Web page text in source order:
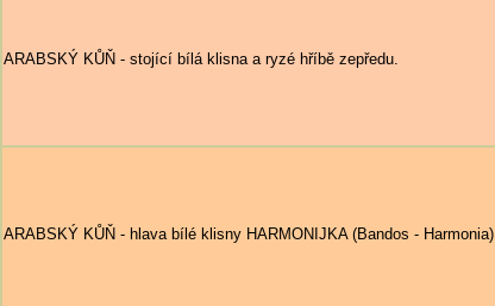
ARABSKÝ KŮŇ - stojící bílá klisna a ryzé hříbě zepředu.
ARABSKÝ KŮŇ - hlava bílé klisny HARMONIJKA (Bandos - Harmonia).